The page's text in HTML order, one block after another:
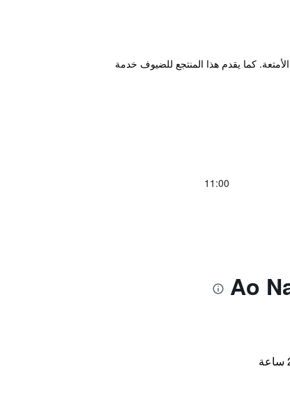
كما يقدم هذا المنتجع للضيوف خدمة
11:00